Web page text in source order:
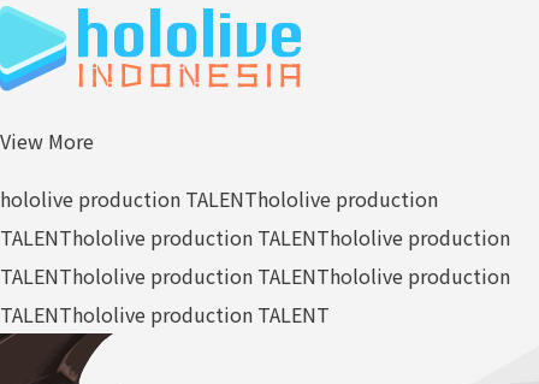
View More
hololive production TALENThololive production
TALENThololive production TALENThololive production
TALENThololive production TALENThololive production
TALENThololive production TALENT